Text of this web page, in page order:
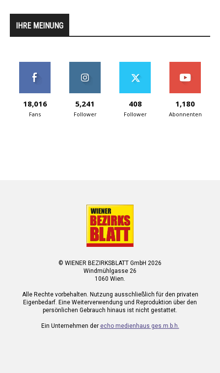
IHRE MEINUNG
18,016
Fans
5,241
Follower
408
Follower
1,180
Abonnenten
© WIENER BEZIRKSBLATT GmbH 2026
Windmühlgasse 26
1060 Wien.
Alle Rechte vorbehalten. Nutzung ausschließlich für den privaten
Eigenbedarf. Eine Weiterverwendung und Reproduktion über den
persönlichen Gebrauch hinaus ist nicht gestattet.
Ein Unternehmen der echo medienhaus ges.m.b.h.